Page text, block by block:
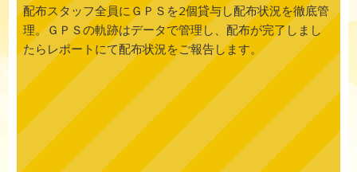
配布スタッフ全員にＧＰＳを2個貸与し配布状況を徹底管
理。ＧＰＳの軌跡はデータで管理し、配布が完了しまし
たらレポートにて配布状況をご報告します。